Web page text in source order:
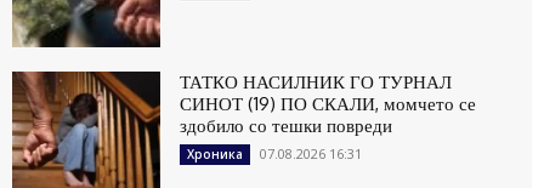
ТАТКО НАСИЛНИК ГО ТУРНАЛ
СИНОТ (19) ПО СКАЛИ, момчето се
здобило со тешки повреди
Хроника 07.08.2026 16:31